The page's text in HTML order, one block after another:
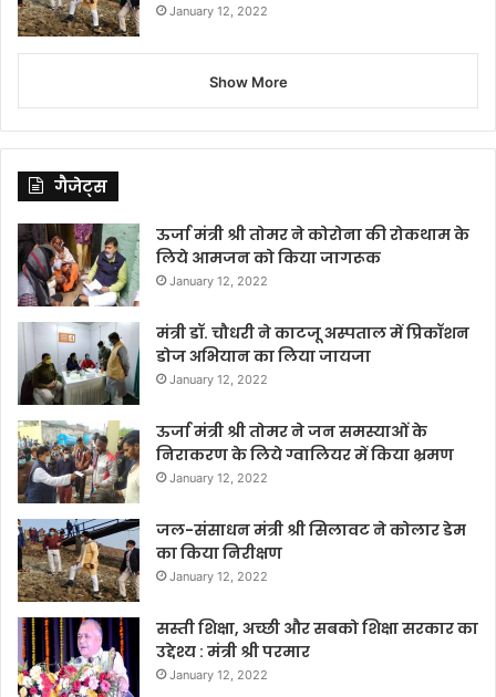
January 12, 2022
Show More
गैजेट्स
ऊर्जा मंत्री श्री तोमर ने कोरोना की रोकथाम के
लिये आमजन को किया जागरूक
January 12, 2022
मंत्री डॉ. चौधरी ने काटजू अस्पताल में प्रिकॉशन
डोज अभियान का लिया जायजा
January 12, 2022
ऊर्जा मंत्री श्री तोमर ने जन समस्याओं के
निराकरण के लिये ग्वालियर में किया भ्रमण
January 12, 2022
जल-संसाधन मंत्री श्री सिलावट ने कोलार डेम
का किया निरीक्षण
January 12, 2022
सस्ती शिक्षा, अच्छी और सबको शिक्षा सरकार का
उद्देश्य : मंत्री श्री परमार
January 12, 2022